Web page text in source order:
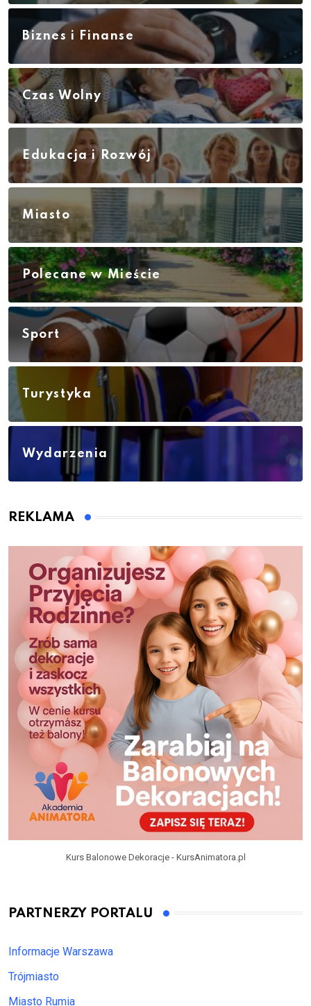
Biznes i Finanse
Czas Wolny
Edukacja i Rozwój
Miasto
Polecane w Mieście
Sport
Turystyka
Wydarzenia
REKLAMA
Kurs Balonowe Dekoracje - KursAnimatora.pl
PARTNERZY PORTALU
Informacje Warszawa
Trójmiasto
Miasto Rumia